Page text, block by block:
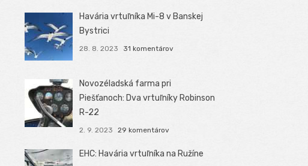
Havária vrtuľníka Mi-8 v Banskej
Bystrici
28. 8. 2023 31 komentárov
Novozéladská farma pri
Piešťanoch: Dva vrtuľníky Robinson
R-22
2. 9. 2023 29 komentárov
EHC: Havária vrtuľníka na Ružíne